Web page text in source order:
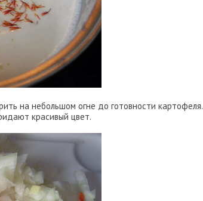
на небольшом огне до готовности картофеля.
красивый цвет.